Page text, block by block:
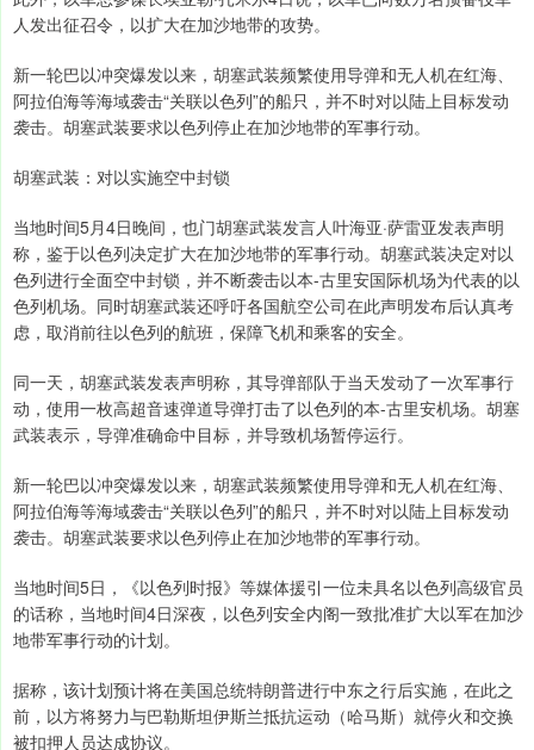
人发出征召令，以扩大在加沙地带的攻势。
新一轮巴以冲突爆发以来，胡塞武装频繁使用导弹和无人机在红海、
阿拉伯海等海域袭击“关联以色列”的船只，并不时对以陆上目标发动
袭击。胡塞武装要求以色列停止在加沙地带的军事行动。
胡塞武装：对以实施空中封锁
当地时间5月4日晚间，也门胡塞武装发言人叶海亚·萨雷亚发表声明
称，鉴于以色列决定扩大在加沙地带的军事行动。胡塞武装决定对以
色列进行全面空中封锁，并不断袭击以本-古里安国际机场为代表的以
色列机场。同时胡塞武装还呼吁各国航空公司在此声明发布后认真考
虑，取消前往以色列的航班，保障飞机和乘客的安全。
同一天，胡塞武装发表声明称，其导弹部队于当天发动了一次军事行
动，使用一枚高超音速弹道导弹打击了以色列的本-古里安机场。胡塞
武装表示，导弹准确命中目标，并导致机场暂停运行。
新一轮巴以冲突爆发以来，胡塞武装频繁使用导弹和无人机在红海、
阿拉伯海等海域袭击“关联以色列”的船只，并不时对以陆上目标发动
袭击。胡塞武装要求以色列停止在加沙地带的军事行动。
当地时间5日，《以色列时报》等媒体援引一位未具名以色列高级官员
的话称，当地时间4日深夜，以色列安全内阁一致批准扩大以军在加沙
地带军事行动的计划。
据称，该计划预计将在美国总统特朗普进行中东之行后实施，在此之
前，以方将努力与巴勒斯坦伊斯兰抵抗运动（哈马斯）就停火和交换
被扣押人员达成协议。